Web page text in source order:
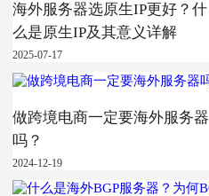
海外服务器选原生IP更好？什
么是原生IP及其意义详解
2025-07-17
做跨境电商一定要海外服务器
吗？
2024-12-19